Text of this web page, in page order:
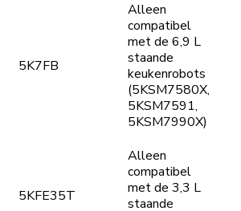
5K7FB
Alleen
compatibel
met de 6,9 L
staande
keukenrobots
(5KSM7580X,
5KSM7591,
5KSM7990X)
5KFE35T
Alleen
compatibel
met de 3,3 L
staande